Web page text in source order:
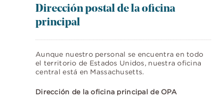
Dirección postal de la oficina
principal
Aunque nuestro personal se encuentra en todo
el territorio de Estados Unidos, nuestra oficina
central está en Massachusetts.
Dirección de la oficina principal de OPA